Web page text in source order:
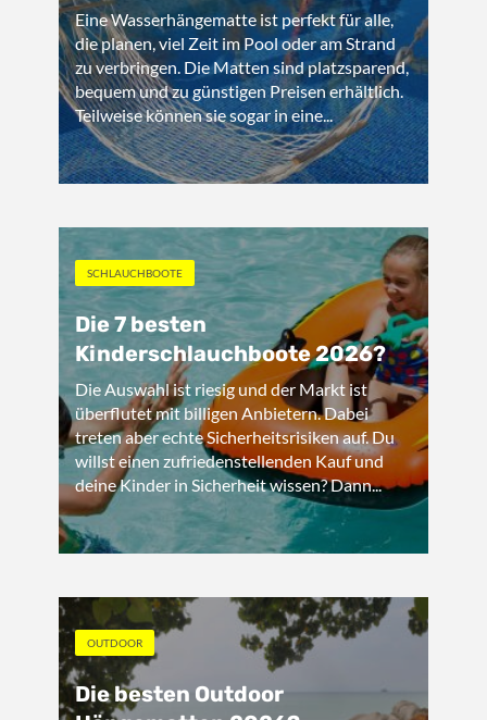
Eine Wasserhängematte ist perfekt für alle,
die planen, viel Zeit im Pool oder am Strand
zu verbringen. Die Matten sind platzsparend,
bequem und zu günstigen Preisen erhältlich.
Teilweise können sie sogar in eine...
SCHLAUCHBOOTE
Die 7 besten
Kinderschlauchboote 2026?
Die Auswahl ist riesig und der Markt ist
überflutet mit billigen Anbietern. Dabei
treten aber echte Sicherheitsrisiken auf. Du
willst einen zufriedenstellenden Kauf und
deine Kinder in Sicherheit wissen? Dann...
OUTDOOR
Die besten Outdoor